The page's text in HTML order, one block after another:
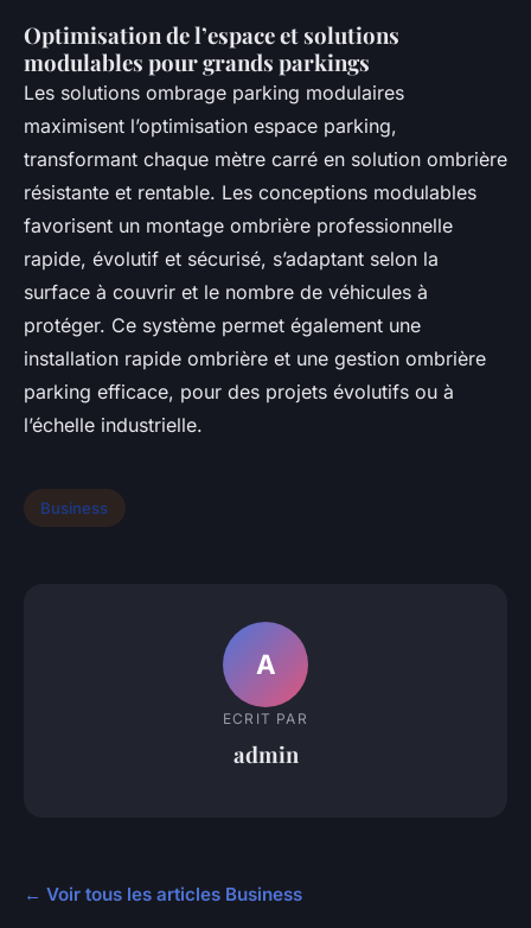
Optimisation de l’espace et solutions
modulables pour grands parkings
Les solutions ombrage parking modulaires
maximisent l’optimisation espace parking,
transformant chaque mètre carré en solution ombrière
résistante et rentable. Les conceptions modulables
favorisent un montage ombrière professionnelle
rapide, évolutif et sécurisé, s’adaptant selon la
surface à couvrir et le nombre de véhicules à
protéger. Ce système permet également une
installation rapide ombrière et une gestion ombrière
parking efficace, pour des projets évolutifs ou à
l’échelle industrielle.
Business
A
ECRIT PAR
admin
← Voir tous les articles Business